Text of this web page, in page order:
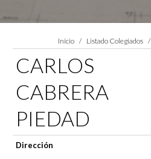
Estás aquí:
Inicio Listado Colegiados
CARLOS
CABRERA
PIEDAD
Dirección